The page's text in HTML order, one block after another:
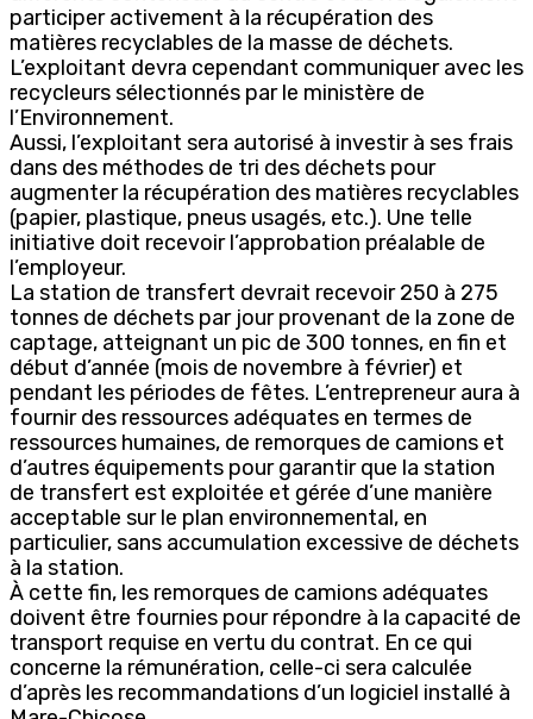
participer activement à la récupération des
matières recyclables de la masse de déchets.
L’exploitant devra cependant communiquer avec les
recycleurs sélectionnés par le ministère de
l’Environnement.
Aussi, l’exploitant sera autorisé à investir à ses frais
dans des méthodes de tri des déchets pour
augmenter la récupération des matières recyclables
(papier, plastique, pneus usagés, etc.). Une telle
initiative doit recevoir l’approbation préalable de
l’employeur.
La station de transfert devrait recevoir 250 à 275
tonnes de déchets par jour provenant de la zone de
captage, atteignant un pic de 300 tonnes, en fin et
début d’année (mois de novembre à février) et
pendant les périodes de fêtes. L’entrepreneur aura à
fournir des ressources adéquates en termes de
ressources humaines, de remorques de camions et
d’autres équipements pour garantir que la station
de transfert est exploitée et gérée d’une manière
acceptable sur le plan environnemental, en
particulier, sans accumulation excessive de déchets
à la station.
À cette fin, les remorques de camions adéquates
doivent être fournies pour répondre à la capacité de
transport requise en vertu du contrat. En ce qui
concerne la rémunération, celle-ci sera calculée
d’après les recommandations d’un logiciel installé à